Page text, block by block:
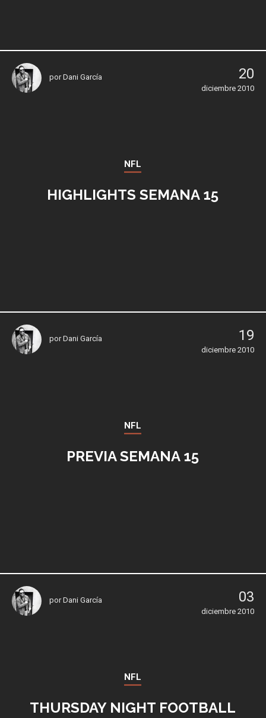
porDani García 20
diciembre 2010
NFL
HIGHLIGHTS SEMANA 15
porDani García 19
diciembre 2010
NFL
PREVIA SEMANA 15
porDani García 03
diciembre 2010
NFL
THURSDAY NIGHT FOOTBALL